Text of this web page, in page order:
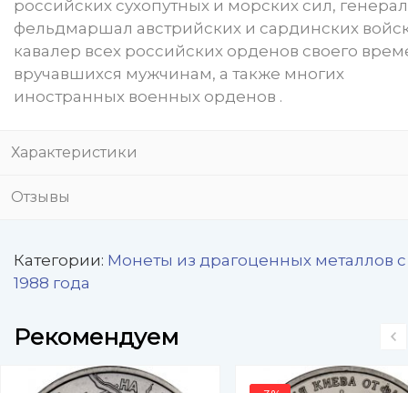
российских сухопутных и морских сил,
фельдмаршал австрийских и сардинских
кавалер всех российских орденов своего
вручавшихся мужчинам, а также многих
иностранных военных орденов .
Характеристики
Отзывы
Категории: Монеты из драгоценных металлов с
1988 года
Рекомендуем